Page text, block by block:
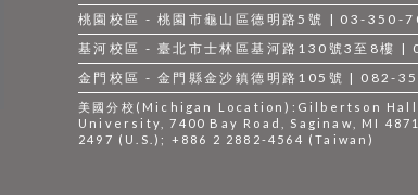
桃園校區 - 桃園市龜山區德明路5號 | 03-350-
基河校區 - 臺北市士林區基河路130號3至8樓
金門校區 - 金門縣金沙鎮德明路105號 | 082-
美國分校(Michigan Location):Gilbertson
University, 7400 Bay Road, Saginaw, MI
2497 (U.S.); +886 2 2882-4564 (Taiwan)